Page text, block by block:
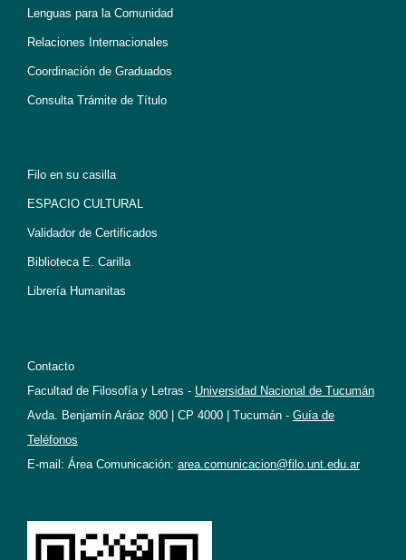
Lenguas para la Comunidad
Relaciones Internacionales
Coordinación de Graduados
Consulta Trámite de Título
Filo en su casilla
ESPACIO CULTURAL
Validador de Certificados
Biblioteca E. Carilla
Librería Humanitas
Contacto
Facultad de Filosofía y Letras - Universidad Nacional de Tucumán
Avda. Benjamín Aráoz 800 | CP 4000 | Tucumán - Guía de
Teléfonos
E-mail: Área Comunicación: area.comunicacion@filo.unt.edu.ar